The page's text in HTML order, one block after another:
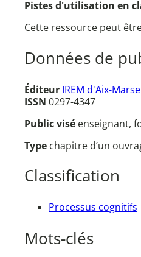
Pistes d'utilisation en
Cette ressource peut
Données de
Éditeur IREM d'Aix-
ISSN 0297-4347
Public visé enseignant,
Type chapitre d’un
Classification
Processus cognitifs
Mots-clés